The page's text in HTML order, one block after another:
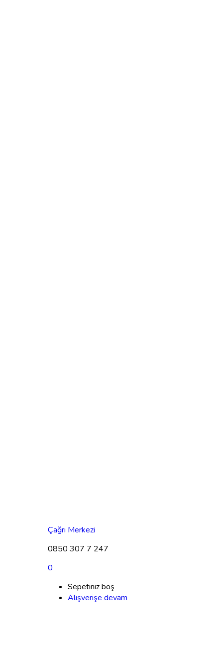
Çağrı Merkezi
0850 307 7 247
0
Sepetiniz boş
Alışverişe devam